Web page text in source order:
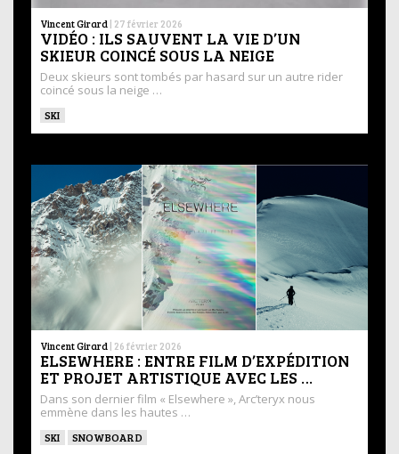
Vincent Girard | 27 février 2026
VIDÉO : ILS SAUVENT LA VIE D’UN
SKIEUR COINCÉ SOUS LA NEIGE
Deux skieurs sont tombés par hasard sur un autre rider
coincé sous la neige …
SKI
Vincent Girard | 26 février 2026
ELSEWHERE : ENTRE FILM D’EXPÉDITION
ET PROJET ARTISTIQUE AVEC LES …
Dans son dernier film « Elsewhere », Arc’teryx nous
emmène dans les hautes …
SKI SNOWBOARD